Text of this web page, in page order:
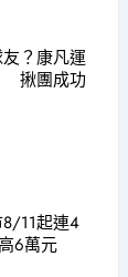
？康凡運
揪團成功
11起連4
6萬元